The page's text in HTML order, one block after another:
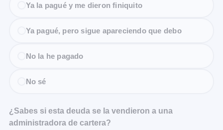
Ya la pagué y me dieron finiquito
Ya pagué, pero sigue apareciendo que debo
No la he pagado
No sé
¿Sabes si esta deuda se la vendieron a una
administradora de cartera?